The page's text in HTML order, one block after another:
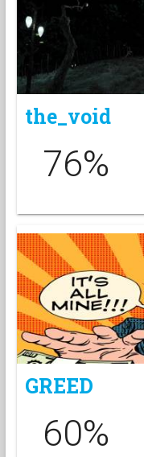
the_void
76%
GREED
60%